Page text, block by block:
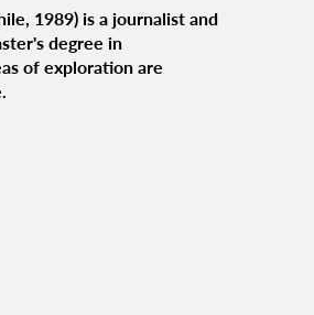
1989) is a journalist and
degree in
of exploration are